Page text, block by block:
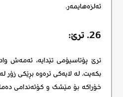
ئەلزەهایمەر.
26. ترێ:
ترێ پۆتاسیۆمی تێدایە،
بکەیت. لە لایەکی ترەوە بڕێکی
خۆراکە بۆ مێشک و کۆئەندامی